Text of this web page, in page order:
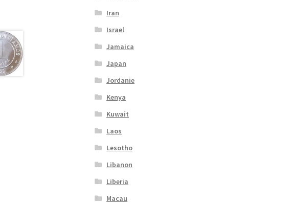
Iran
Israel
Jamaica
Japan
Jordanie
Kenya
Kuwait
Laos
Lesotho
Libanon
Liberia
Macau